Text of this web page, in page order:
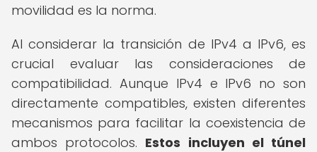
movilidad es la norma.
Al considerar la transición de IPv4 a IPv6, es
crucial evaluar las consideraciones de
compatibilidad. Aunque IPv4 e IPv6 no son
directamente compatibles, existen diferentes
mecanismos para facilitar la coexistencia de
ambos protocolos. Estos incluyen el túnel